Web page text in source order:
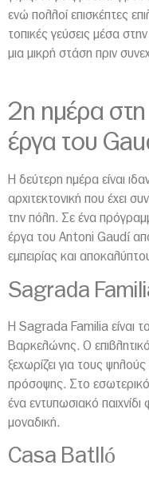
ενώ πολλοί επισκέπτες
τοπικές γεύσεις μέσα
μια μικρή στάση πριν
2η ημέρα
έργα του
Η δεύτερη ημέρα είναι
αρχιτεκτονική που έχει
την πόλη. Σε ένα
έργα του Antoni Gaudí
εμπειρίας και
Sagrada
Η Sagrada Familia είναι
Βαρκελώνης. Ο
ξεχωρίζει για τους
πρόσοψης. Στο
ένα εντυπωσιακό
μοναδική.
Casa Batlló